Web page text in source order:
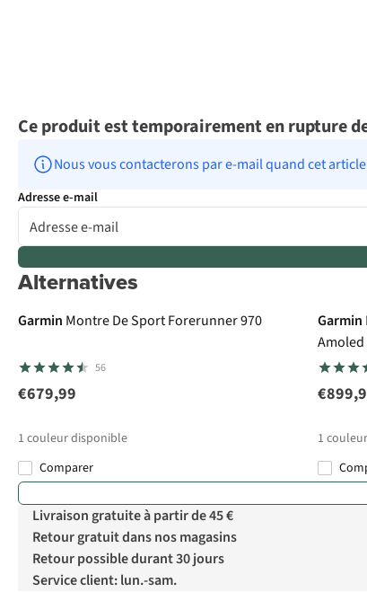
Ce produit est temporairement en rupture
Nous vous contacterons par e-mail quand cet
Adresse e-mail
Alternatives
Garmin Montre De Sport Forerunner 970
56
€679,99
1 couleur disponible
Comparer
Garmin
1
Livraison gratuite à partir de 45 €
Retour gratuit dans nos magasins
Retour possible durant 30 jours
Service client: lun.-sam.